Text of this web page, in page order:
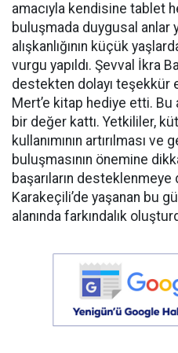
amacıyla kendisine tablet
buluşmada duygusal anlar
alışkanlığının küçük
vurgu yapıldı. Şevval İkra
destekten dolayı teşekkür
Mert’e kitap hediye etti. Bu
bir değer kattı. Yetkililer,
kullanımının artırılması
buluşmasının önemine
başarıların
Karakeçili’de yaşanan bu
alanında farkındalık